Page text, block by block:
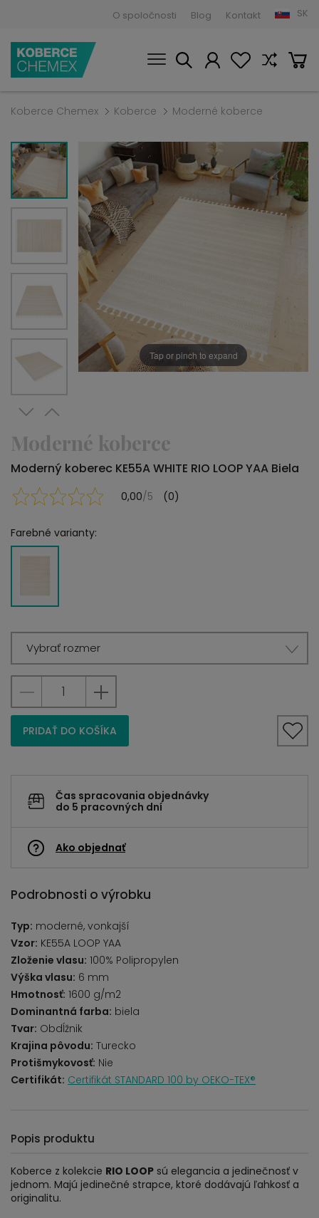
O spoločnosti Blog Kontakt SK
Koberce Chemex Koberce Moderné koberce
Tap or pinch to expand
Moderné koberce
Moderný koberec KE55A WHITE RIO LOOP YAA Biela
0,00/5 (0)
Farebné varianty:
Vybrať rozmer
PRIDAŤ DO KOŠÍKA
Čas spracovania objednávky
do 5 pracovných dní
Ako objednať
Podrobnosti o výrobku
Typ: moderné, vonkajší
Vzor: KE55A LOOP YAA
Zloženie vlasu: 100% Polipropylen
Výška vlasu: 6 mm
Hmotnosť: 1600 g/m2
Dominantná farba: biela
Tvar: Obdĺžnik
Krajina pôvodu: Turecko
Protišmykovosť: Nie
Certifikát: Certifikát STANDARD 100 by OEKO-TEX®
Popis produktu
Koberce z kolekcie RIO LOOP sú elegancia a jedinečnosť v
jednom. Majú jedinečné strapce, ktoré dodávajú ľahkosť a
originalitu.